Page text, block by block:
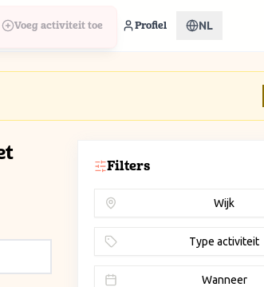
Voeg activiteit toe Profiel NL
Filters
Wijk
Type activiteit
Wanneer